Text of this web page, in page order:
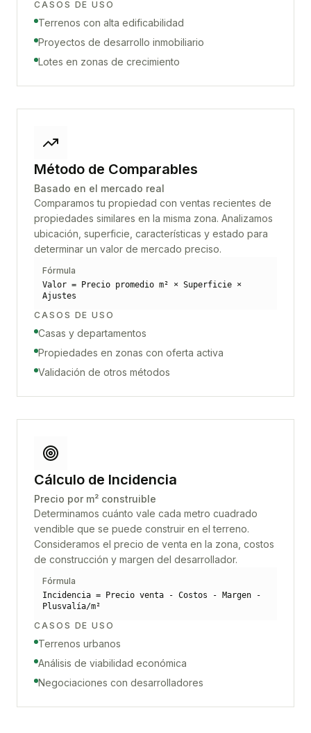
CASOS DE USO
Terrenos con alta edificabilidad
Proyectos de desarrollo inmobiliario
Lotes en zonas de crecimiento
Método de Comparables
Basado en el mercado real
Comparamos tu propiedad con ventas recientes de
propiedades similares en la misma zona. Analizamos
ubicación, superficie, características y estado para
determinar un valor de mercado preciso.
Fórmula
Valor = Precio promedio m² × Superficie ×
Ajustes
CASOS DE USO
Casas y departamentos
Propiedades en zonas con oferta activa
Validación de otros métodos
Cálculo de Incidencia
Precio por m² construible
Determinamos cuánto vale cada metro cuadrado
vendible que se puede construir en el terreno.
Consideramos el precio de venta en la zona, costos
de construcción y margen del desarrollador.
Fórmula
Incidencia = Precio venta - Costos - Margen -
Plusvalía/m²
CASOS DE USO
Terrenos urbanos
Análisis de viabilidad económica
Negociaciones con desarrolladores